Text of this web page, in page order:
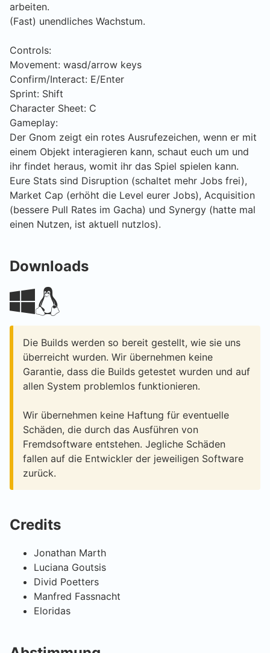
arbeiten.
(Fast) unendliches Wachstum.
Controls:
Movement: wasd/arrow keys
Confirm/Interact: E/Enter
Sprint: Shift
Character Sheet: C
Gameplay:
Der Gnom zeigt ein rotes Ausrufezeichen, wenn er mit
einem Objekt interagieren kann, schaut euch um und
ihr findet heraus, womit ihr das Spiel spielen kann.
Eure Stats sind Disruption (schaltet mehr Jobs frei),
Market Cap (erhöht die Level eurer Jobs), Acquisition
(bessere Pull Rates im Gacha) und Synergy (hatte mal
einen Nutzen, ist aktuell nutzlos).
Downloads
Die Builds werden so bereit gestellt, wie sie uns
überreicht wurden. Wir übernehmen keine
Garantie, dass die Builds getestet wurden und auf
allen System problemlos funktionieren.
Wir übernehmen keine Haftung für eventuelle
Schäden, die durch das Ausführen von
Fremdsoftware entstehen. Jegliche Schäden
fallen auf die Entwickler der jeweiligen Software
zurück.
Credits
Jonathan Marth
Luciana Goutsis
Divid Poetters
Manfred Fassnacht
Eloridas